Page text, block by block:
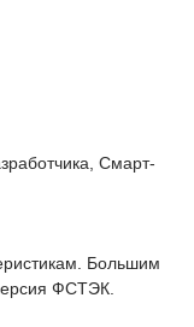
Смарт-
Большим
ФСТЭК.